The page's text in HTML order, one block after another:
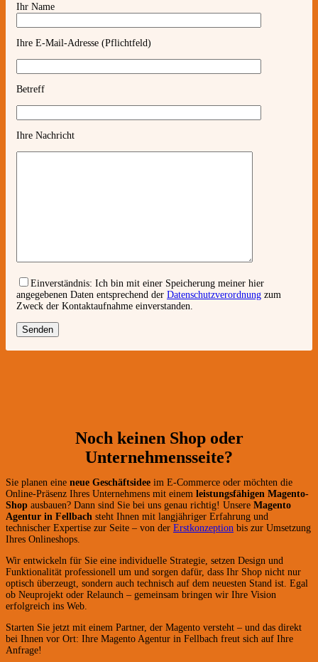
Ihr Name
Ihre E-Mail-Adresse (Pflichtfeld)
Betreff
Ihre Nachricht
Einverständnis: Ich bin mit einer Speicherung meiner hier
angegebenen Daten entsprechend der Datenschutzverordnung zum
Zweck der Kontaktaufnahme einverstanden.
Noch keinen Shop oder
Unternehmensseite?
Sie planen eine neue Geschäftsidee im E-Commerce oder möchten die
Online-Präsenz Ihres Unternehmens mit einem leistungsfähigen Magento-
Shop ausbauen? Dann sind Sie bei uns genau richtig! Unsere Magento
Agentur in Fellbach steht Ihnen mit langjähriger Erfahrung und
technischer Expertise zur Seite – von der Erstkonzeption bis zur Umsetzung
Ihres Onlineshops.
Wir entwickeln für Sie eine individuelle Strategie, setzen Design und
Funktionalität professionell um und sorgen dafür, dass Ihr Shop nicht nur
optisch überzeugt, sondern auch technisch auf dem neuesten Stand ist. Egal
ob Neuprojekt oder Relaunch – gemeinsam bringen wir Ihre Vision
erfolgreich ins Web.
Starten Sie jetzt mit einem Partner, der Magento versteht – und das direkt
bei Ihnen vor Ort: Ihre Magento Agentur in Fellbach freut sich auf Ihre
Anfrage!